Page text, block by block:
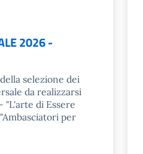
2026 -
selezione dei
da realizzarsi
"L'arte di Essere
per